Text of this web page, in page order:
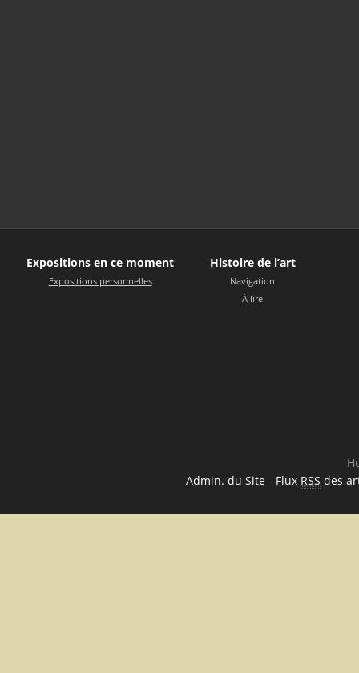
Expositions en ce moment
Expositions personnelles
Histoire de l’art
Navigation
À lire
Admin. du Site - Flux RSS des